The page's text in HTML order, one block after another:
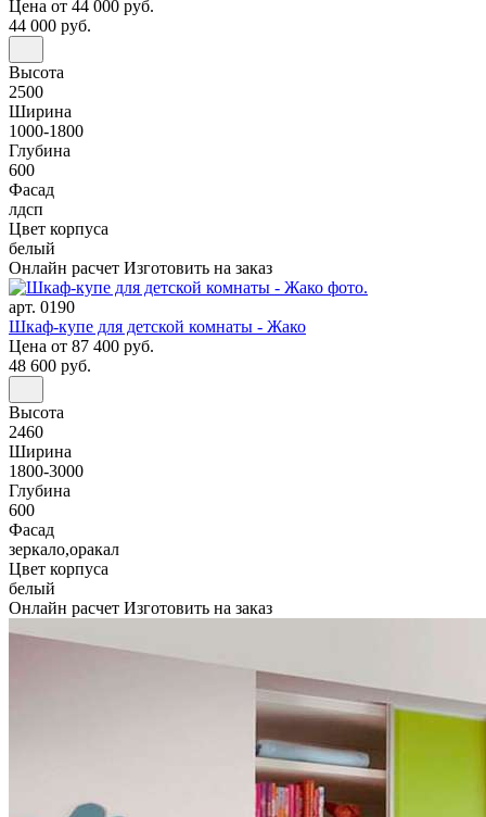
Цена от 44 000 руб.
44 000 руб.
Высота
2500
Ширина
1000-1800
Глубина
600
Фасад
лдсп
Цвет корпуса
белый
Онлайн расчет Изготовить на заказ
арт. 0190
Шкаф-купе для детской комнаты - Жако
Цена от 87 400 руб.
48 600 руб.
Высота
2460
Ширина
1800-3000
Глубина
600
Фасад
зеркало,оракал
Цвет корпуса
белый
Онлайн расчет Изготовить на заказ